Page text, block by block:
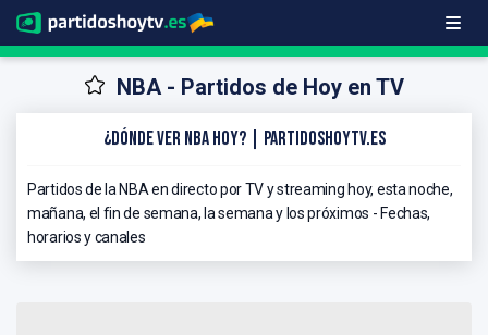
NBA - Partidos de Hoy en TV
¿Dónde ver NBA hoy? | PartidosHoyTV.es
Partidos de la NBA en directo por TV y streaming hoy, esta noche,
mañana, el fin de semana, la semana y los próximos - Fechas,
horarios y canales